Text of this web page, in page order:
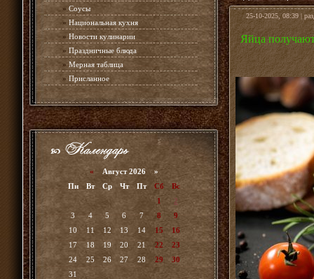
» Соусы
» Национальная кухня
» Новости кулинарии
» Праздничные блюда
» Мерная таблица
» Присланное
« Август 2026 »
Пн
Вт Ср Чт Пт Сб
Вс
1
2
3
4 5 6 7 8
9
10
11 12 13 14 15
16
17
18 19 20 21 22
23
24
25 26 27 28 29
30
31
25-10-2025, 08:39 |
Яйца